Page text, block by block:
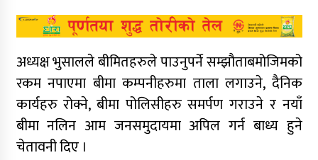
अध्यक्ष भुसालले बीमितहरुले पाउनुपर्ने सम्झौताबमोजिमको
रकम नपाएमा बीमा कम्पनीहरुमा ताला लगाउने, दैनिक
कार्यहरु रोक्ने, बीमा पोलिसीहरु समर्पण गराउने र नयाँ
बीमा नलिन आम जनसमुदायमा अपिल गर्न बाध्य हुने
चेतावनी दिए ।